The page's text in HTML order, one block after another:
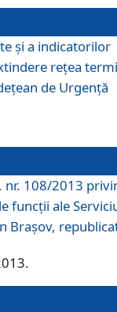
și a indicatorilor
rețea
de Urgență
nr. 108/2013
funcții ale
Brașov,